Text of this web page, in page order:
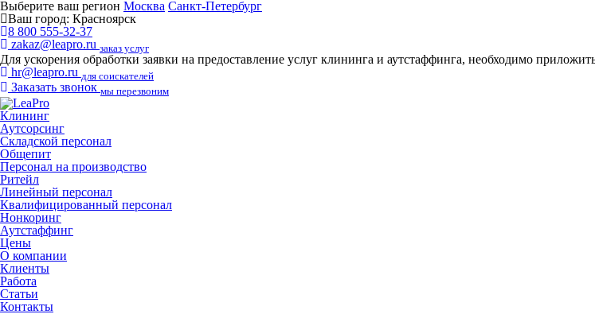
Выберите ваш регион Москва Санкт-Петербург
Ваш город: Красноярск
8 800 555-32-37
zakaz@leapro.ru заказ услуг
Для ускорения обработки заявки на предоставление услуг клининга и аутстаффинга, необходимо
hr@leapro.ru для соискателей
Заказать звонок мы перезвоним
Клининг
Аутсорсинг
Складской персонал
Общепит
Персонал на производство
Ритейл
Линейный персонал
Квалифицированный персонал
Нонкоринг
Аутстаффинг
Цены
О компании
Клиенты
Работа
Статьи
Контакты